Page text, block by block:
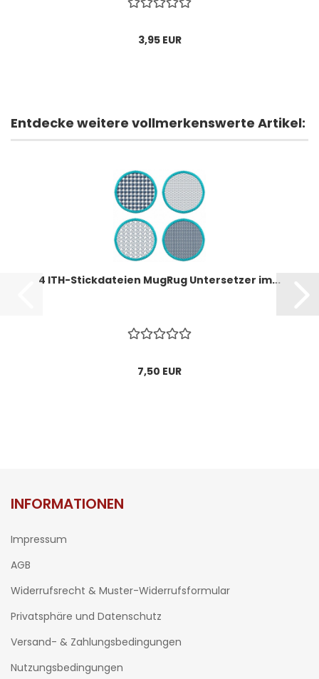
3,95 EUR
Entdecke weitere vollmerkenswerte Artikel:
4 ITH-Stickdateien MugRug Untersetzer im...
7,50 EUR
INFORMATIONEN
Impressum
AGB
Widerrufsrecht & Muster-Widerrufsformular
Privatsphäre und Datenschutz
Versand- & Zahlungsbedingungen
Nutzungsbedingungen